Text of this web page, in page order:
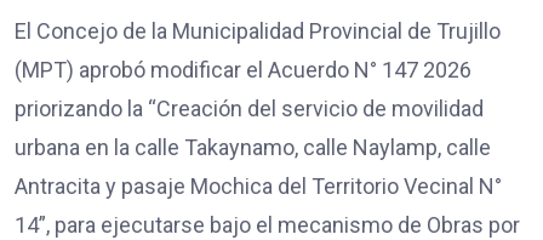
El Concejo de la Municipalidad Provincial de Trujillo
(MPT) aprobó modificar el Acuerdo N° 147 2026
priorizando la “Creación del servicio de movilidad
urbana en la calle Takaynamo, calle Naylamp, calle
Antracita y pasaje Mochica del Territorio Vecinal N°
14”, para ejecutarse bajo el mecanismo de Obras por